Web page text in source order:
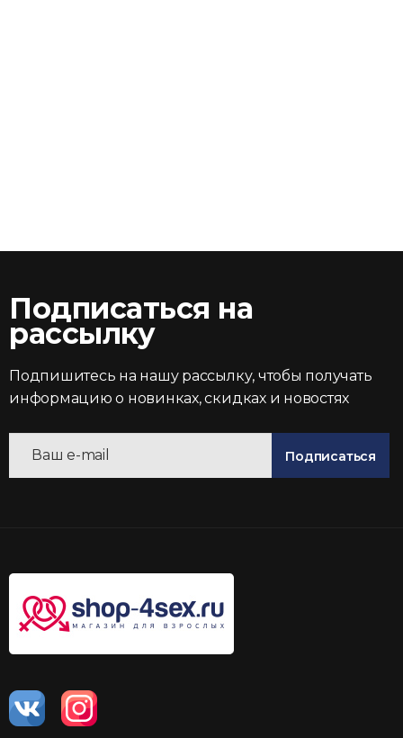
Подписаться на
рассылку
Подпишитесь на нашу рассылку, чтобы получать
информацию о новинках, скидках и новостях
Подписаться